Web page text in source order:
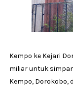
Kempo ke Kejari
miliar untuk
Kempo, Dorokobo,